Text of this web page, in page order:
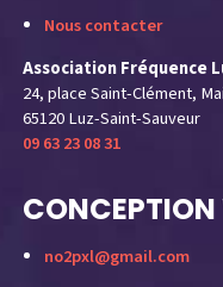
Nous contacter
Association Fréquence
24, place Saint-Clément,
65120 Luz-Saint-Sauveur
09 63 23 08 31
CONCEPTION
no2pxl@gmail.com